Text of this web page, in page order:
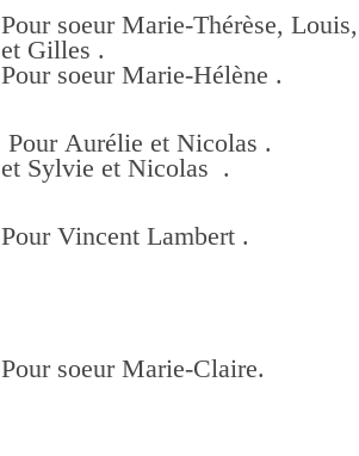
Pour soeur Marie-Thérèse, Louis,
et Gilles .
Pour soeur Marie-Hélène .
Pour Aurélie et Nicolas .
et Sylvie et Nicolas .
Pour Vincent Lambert .
Pour soeur Marie-Claire.